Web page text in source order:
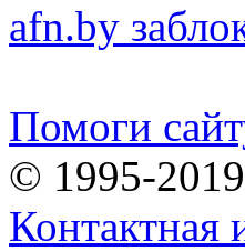
afn.by
Помоги
© 1995-
Контактная